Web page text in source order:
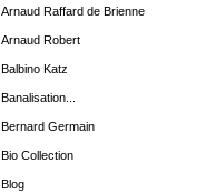
Arnaud Raffard de Brienne
Arnaud Robert
Balbino Katz
Banalisation...
Bernard Germain
Bio Collection
Blog